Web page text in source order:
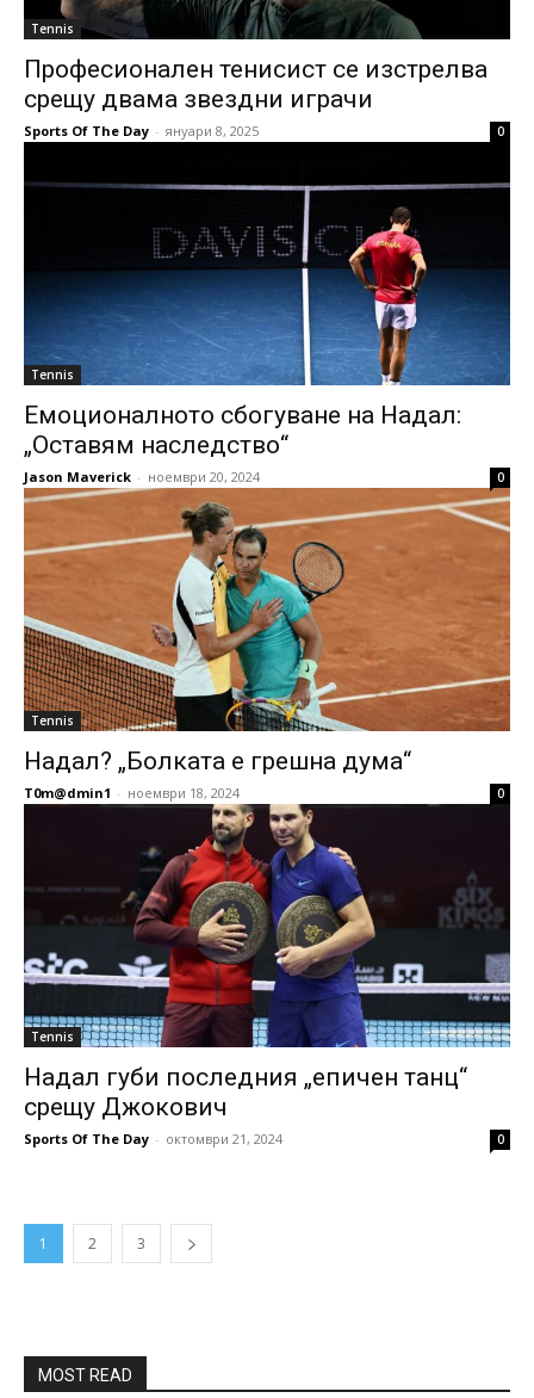
Tennis
Професионален тенисист се изстрелва
срещу двама звездни играчи
Sports Of The Day - януари 8, 2025 0
Tennis
Емоционалното сбогуване на Надал:
„Оставям наследство“
Jason Maverick - ноември 20, 2024 0
Tennis
Надал? „Болката е грешна дума“
T0m@dmin1 - ноември 18, 2024 0
Tennis
Надал губи последния „епичен танц“
срещу Джокович
Sports Of The Day - октомври 21, 2024 0
1 2 3
MOST READ